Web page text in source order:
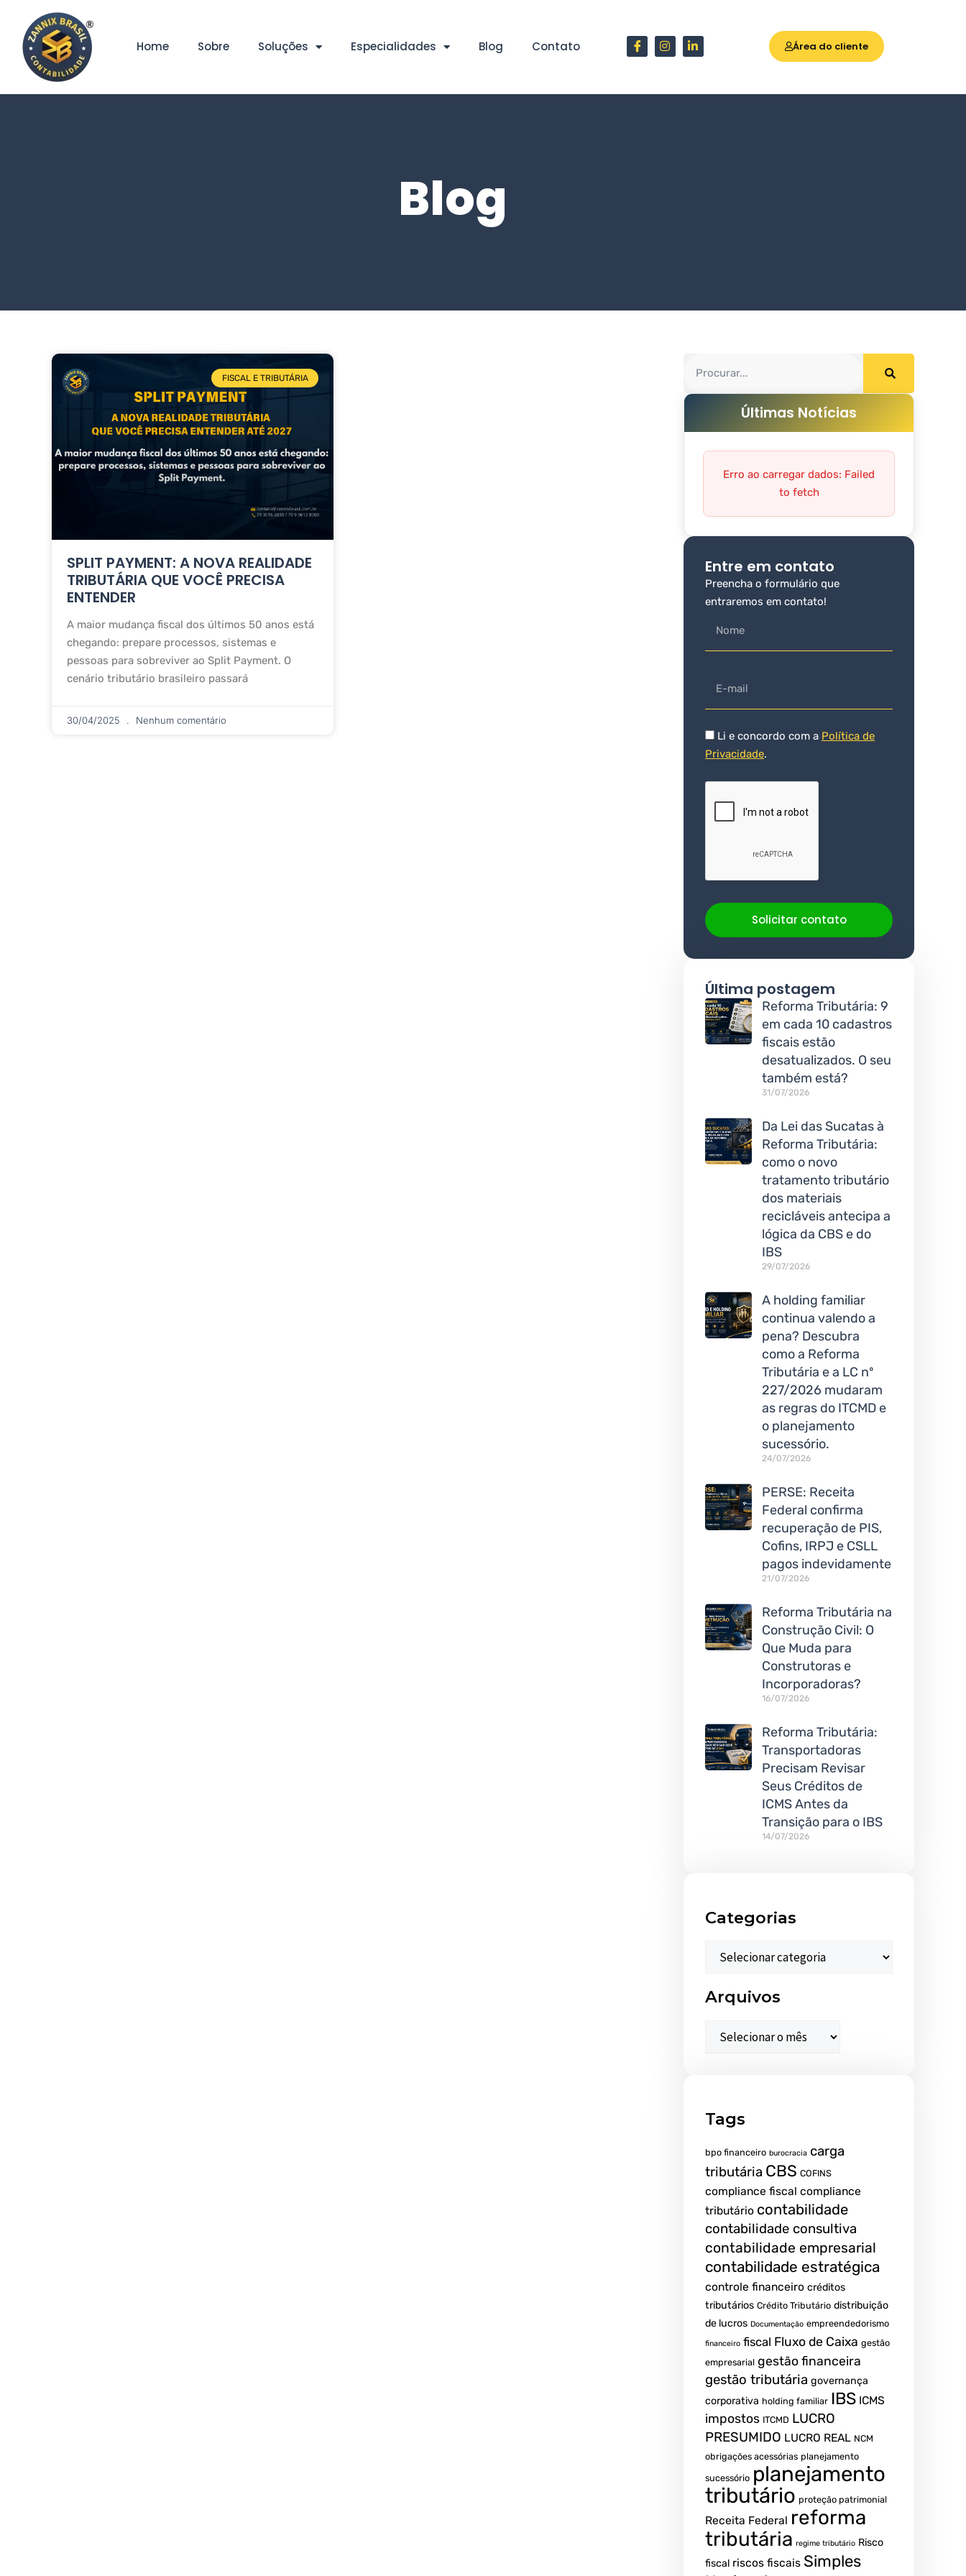
Home Sobre Soluções Especialidades Blog Contato Área do cliente
Blog
FISCAL E TRIBUTÁRIA
SPLIT PAYMENT: A NOVA REALIDADE
TRIBUTÁRIA QUE VOCÊ PRECISA
ENTENDER
A maior mudança fiscal dos últimos 50 anos está
chegando: prepare processos, sistemas e
pessoas para sobreviver ao Split Payment. O
cenário tributário brasileiro passará
30/04/2025 Nenhum comentário
Últimas Notícias
Erro ao carregar dados: Failed
to fetch
Entre em contato
Preencha o formulário que
entraremos em contato!
Li e concordo com a Política de
Privacidade.
Solicitar contato
Última postagem
Reforma Tributária: 9
em cada 10 cadastros
fiscais estão
desatualizados. O seu
também está?
31/07/2026
Da Lei das Sucatas à
Reforma Tributária:
como o novo
tratamento tributário
dos materiais
recicláveis antecipa a
lógica da CBS e do
IBS
29/07/2026
A holding familiar
continua valendo a
pena? Descubra
como a Reforma
Tributária e a LC nº
227/2026 mudaram
as regras do ITCMD e
o planejamento
sucessório.
24/07/2026
PERSE: Receita
Federal confirma
recuperação de PIS,
Cofins, IRPJ e CSLL
pagos indevidamente
21/07/2026
Reforma Tributária na
Construção Civil: O
Que Muda para
Construtoras e
Incorporadoras?
16/07/2026
Reforma Tributária:
Transportadoras
Precisam Revisar
Seus Créditos de
ICMS Antes da
Transição para o IBS
14/07/2026
Categorias
Arquivos
Tags
bpo financeiro burocracia carga
tributária CBS COFINS
compliance fiscal compliance
tributário contabilidade
contabilidade consultiva
contabilidade empresarial
contabilidade estratégica
controle financeiro créditos
tributários Crédito Tributário distribuição
de lucros Documentação empreendedorismo
financeiro fiscal Fluxo de Caixa gestão
empresarial gestão financeira
gestão tributária governança
corporativa holding familiar IBS ICMS
impostos ITCMD LUCRO
PRESUMIDO LUCRO REAL NCM
obrigações acessórias planejamento
sucessório planejamento
tributário proteção patrimonial
Receita Federal reforma
tributária regime tributário Risco
fiscal riscos fiscais Simples